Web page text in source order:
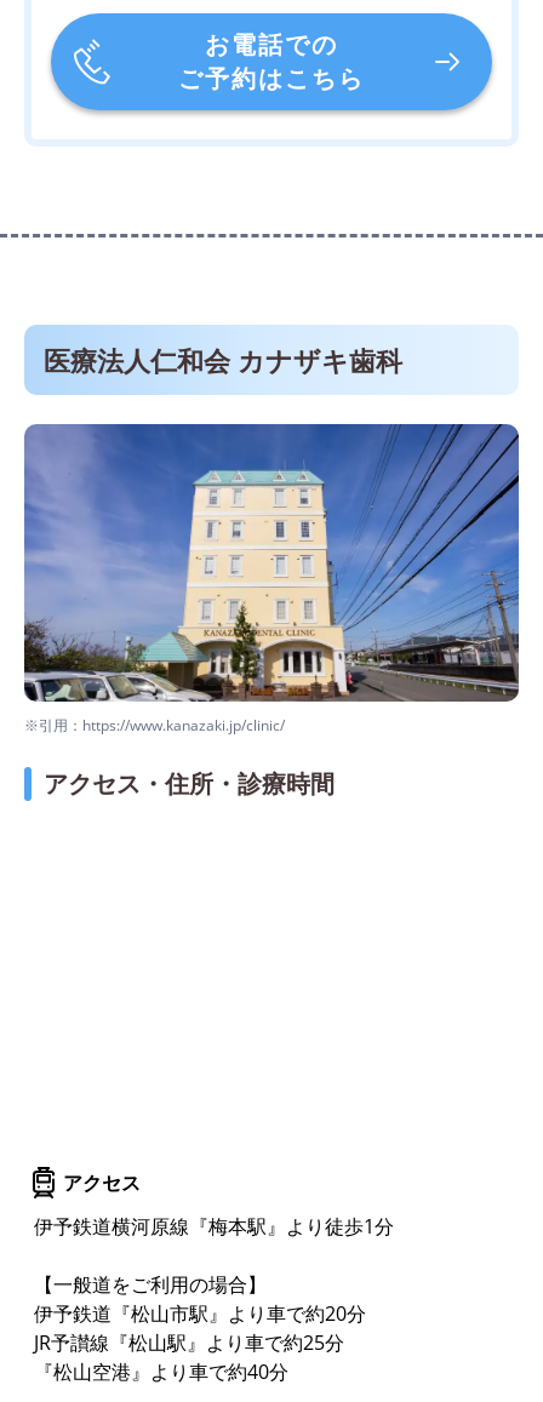
お電話での
ご予約はこちら
医療法人仁和会 カナザキ歯科
※引用：https://www.kanazaki.jp/clinic/
アクセス・住所・診療時間
アクセス
伊予鉄道横河原線『梅本駅』より徒歩1分
【一般道をご利用の場合】
伊予鉄道『松山市駅』より車で約20分
JR予讃線『松山駅』より車で約25分
『松山空港』より車で約40分